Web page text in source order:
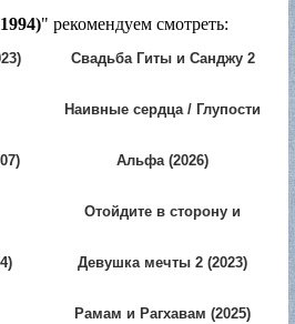
" рекомендуем смотреть:
Свадьба Гиты и Санджу 2
Наивные сердца / Глупости
Альфа (2026)
Отойдите в сторону и
Девушка мечты 2 (2023)
Рамам и Рагхавам (2025)